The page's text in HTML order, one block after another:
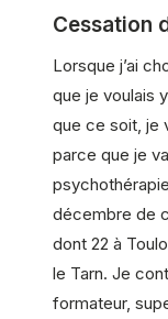
Cessation
Lorsque j’ai
que je voulais
que ce soit, je
parce que je
décembre de
dont 22 à
le Tarn. Je
formateur,